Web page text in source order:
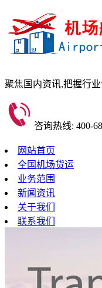
聚焦国内资讯,把握行
咨询热线: 400-
网站首页
全国机场货运
业务范围
新闻资讯
关于我们
联系我们